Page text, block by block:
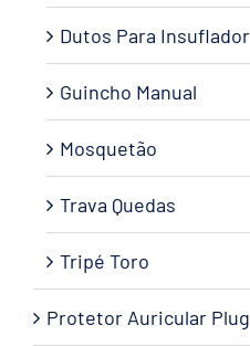
Dutos Para Insuflador
Guincho Manual
Mosquetão
Trava Quedas
Tripé Toro
Protetor Auricular Plug